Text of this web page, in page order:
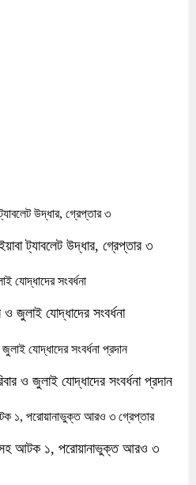
ট্যাবলেট উদ্ধার, গ্রেপ্তার ৩
জুলাই যোদ্ধাদের সংবর্ধনা
ও জুলাই যোদ্ধাদের সংবর্ধনা প্রদান
আটক ১, পরোয়ানাভুক্ত আরও ৩